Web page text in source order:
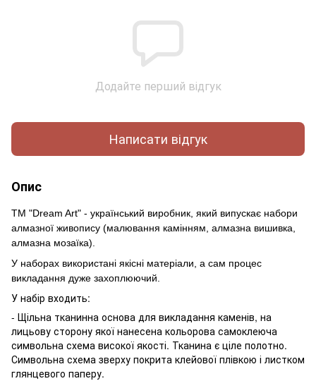
Додайте перший відгук
Написати відгук
Опис
ТМ "Dream Art" - український виробник, який випускає набори
алмазної живопису (малювання камінням, алмазна вишивка,
алмазна мозаїка).
У наборах використані якісні матеріали, а сам процес
викладання дуже захоплюючий.
У набір входить:
- Щільна тканинна основа для викладання каменів, на
лицьову сторону якої нанесена кольорова самоклеюча
символьна схема високої якості. Тканина є ціле полотно.
Символьна схема зверху покрита клейової плівкою і листком
глянцевого паперу.